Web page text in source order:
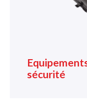
sécurité